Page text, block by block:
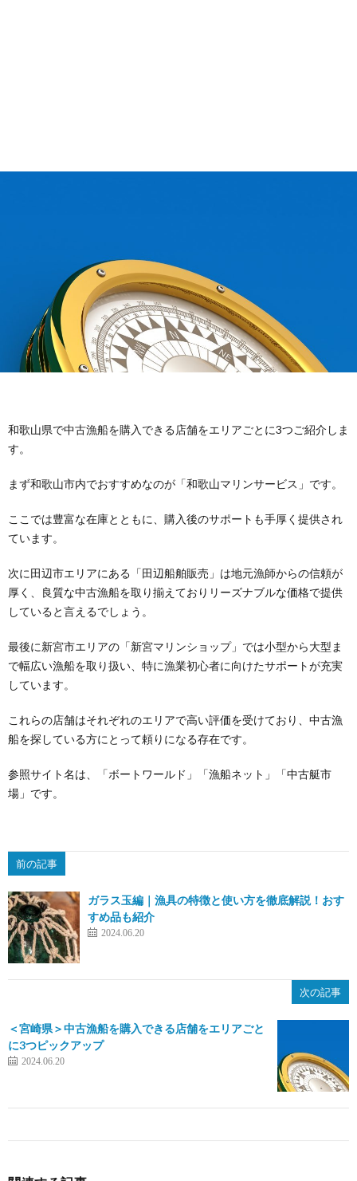
和歌山県で中古漁船を購入できる店舗をエリアごとに3つご紹介しま
す。
まず和歌山市内でおすすめなのが「和歌山マリンサービス」です。
ここでは豊富な在庫とともに、購入後のサポートも手厚く提供され
ています。
次に田辺市エリアにある「田辺船舶販売」は地元漁師からの信頼が
厚く、良質な中古漁船を取り揃えておりリーズナブルな価格で提供
していると言えるでしょう。
最後に新宮市エリアの「新宮マリンショップ」では小型から大型ま
で幅広い漁船を取り扱い、特に漁業初心者に向けたサポートが充実
しています。
これらの店舗はそれぞれのエリアで高い評価を受けており、中古漁
船を探している方にとって頼りになる存在です。
参照サイト名は、「ボートワールド」「漁船ネット」「中古艇市
場」です。
前の記事
ガラス玉編｜漁具の特徴と使い方を徹底解説！おす
すめ品も紹介
2024.06.20
次の記事
＜宮崎県＞中古漁船を購入できる店舗をエリアごと
に3つピックアップ
2024.06.20